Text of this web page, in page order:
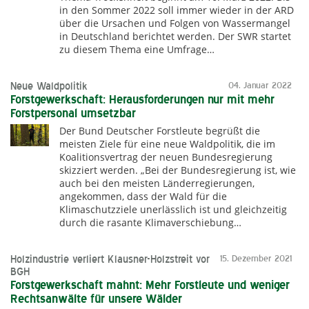
in den Sommer 2022 soll immer wieder in der ARD
über die Ursachen und Folgen von Wassermangel
in Deutschland berichtet werden. Der SWR startet
zu diesem Thema eine Umfrage…
04. Januar 2022
Neue Waldpolitik
Forstgewerkschaft: Herausforderungen nur mit mehr
Forstpersonal umsetzbar
Der Bund Deutscher Forstleute begrüßt die
meisten Ziele für eine neue Waldpolitik, die im
Koalitionsvertrag der neuen Bundesregierung
skizziert werden. „Bei der Bundesregierung ist, wie
auch bei den meisten Länderregierungen,
angekommen, dass der Wald für die
Klimaschutzziele unerlässlich ist und gleichzeitig
durch die rasante Klimaverschiebung…
15. Dezember 2021
Holzindustrie verliert Klausner-Holzstreit vor
BGH
Forstgewerkschaft mahnt: Mehr Forstleute und weniger
Rechtsanwälte für unsere Wälder